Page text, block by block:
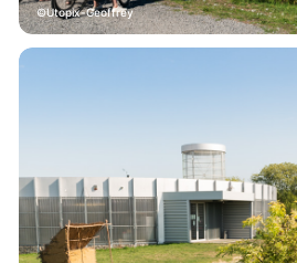
Utopix-Geoffrey